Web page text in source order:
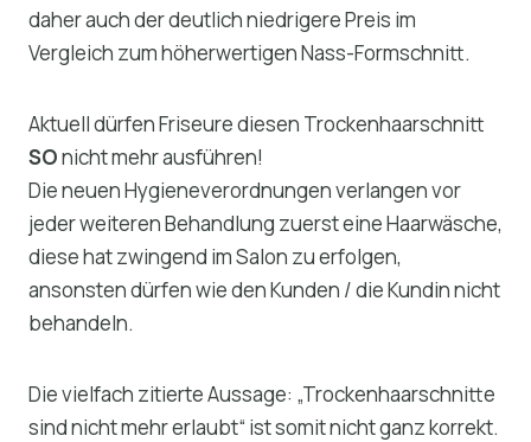
daher auch der deutlich niedrigere Preis im
Vergleich zum höherwertigen Nass-Formschnitt.
Aktuell dürfen Friseure diesen Trockenhaarschnitt
SOnicht mehr ausführen!
Die neuen Hygieneverordnungen verlangen vor
jeder weiteren Behandlung zuerst eine Haarwäsche,
diese hat zwingend im Salon zu erfolgen,
ansonsten dürfen wie den Kunden / die Kundin nicht
behandeln.
Die vielfach zitierte Aussage: „Trockenhaarschnitte
sind nicht mehr erlaubt“ ist somit nicht ganz korrekt.